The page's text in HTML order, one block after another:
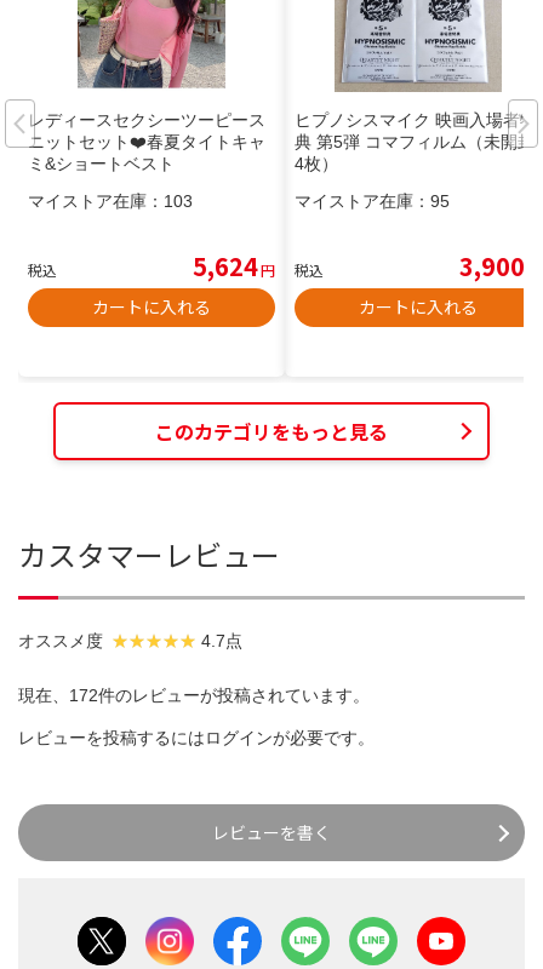
レディースセクシーツーピース
ニットセット❤️春夏タイトキャ
ミ&ショートベスト
マイストア在庫： 103
税込 5,624円
カートに入れる
ヒプノシスマイク 映画入場者特
典 第5弾 コマフィルム（未開封
4枚）
マイストア在庫： 95
税込 3,900
カートに入れる
このカテゴリをもっと見る
カスタマーレビュー
オススメ度 4.7点
現在、172件のレビューが投稿されています。
レビューを投稿するにはログインが必要です。
レビューを書く